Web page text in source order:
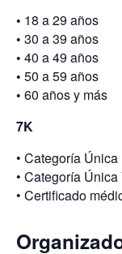
• 18 a 29 años
• 30 a 39 años
• 40 a 49 años
• 50 a 59 años
• 60 años y más
7K
• Categoría
• Categoría
• Certificado